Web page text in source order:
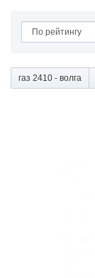
газ 2410 - волга